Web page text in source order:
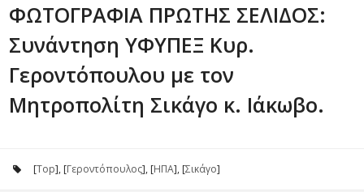
ΦΩΤΟΓΡΑΦΙΑ ΠΡΩΤΗΣ ΣΕΛΙΔΟΣ:
Συνάντηση ΥΦΥΠΕΞ Κυρ.
Γεροντόπουλου με τον
Μητροπολίτη Σικάγο κ. Ιάκωβο.
[Top], [Γεροντόπουλος], [ΗΠΑ], [Σικάγο]